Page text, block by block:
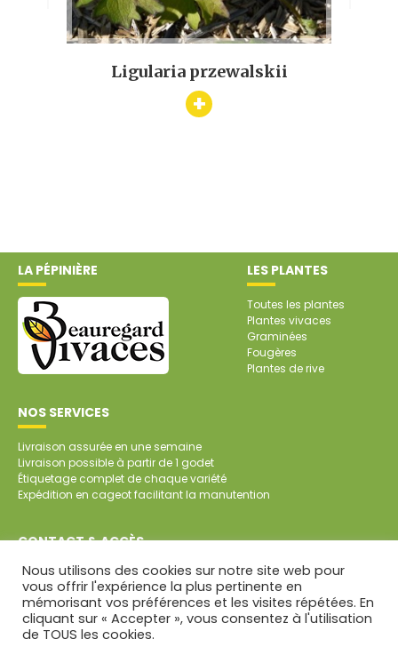
Ligularia przewalskii
+
LA PÉPINIÈRE LES PLANTES
Toutes les plantes
Plantes vivaces
Graminées
Fougères
Plantes de rive
NOS SERVICES
Livraison assurée en une semaine
Livraison possible à partir de 1 godet
Étiquetage complet de chaque variété
Expédition en cageot facilitant la manutention
CONTACT & ACCÈS
SARL Pépinière de Beauregard
Beauregard
79700 SAINT-AUBIN DE BAUBIGNÉ
Tél. : 05 49 81 45 64
Nous utilisons des cookies sur notre site web pour
vous offrir l'expérience la plus pertinente en
mémorisant vos préférences et les visites répétées. En
cliquant sur « Accepter », vous consentez à l'utilisation
de TOUS les cookies.